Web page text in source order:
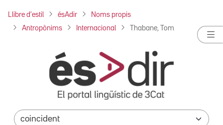
Llibre d'estil ésAdir Noms propis
Antropònims Internacional Thabane, Tom